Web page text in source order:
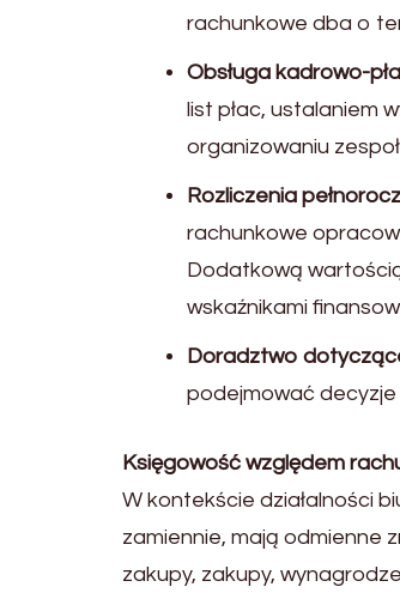
rachunkowe dba o
Obsługa kadrowo-
list płac, ustalaniem
organizowaniu
Rozliczenia
rachunkowe
Dodatkową
wskaźnikami
Doradztwo
podejmować decyzje
Księgowość względem
W kontekście działalności
zamiennie, mają odmienne
zakupy, zakupy,